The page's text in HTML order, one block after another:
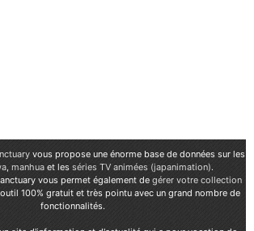
vous propose une énorme base de données sur les
, manhuaet les séries TV animées (japanimation).
vous permet également de gérer votre collection
100% gratuit et très pointu avec un grand nombre de
fonctionnalités.